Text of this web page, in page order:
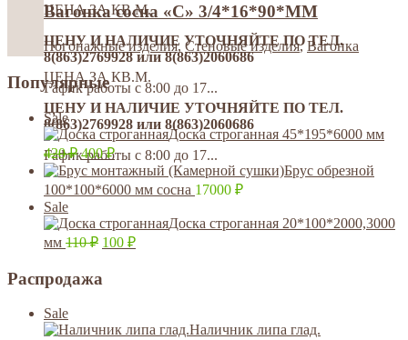
ЦЕНА ЗА КВ.М.
ЦЕНУ И НАЛИЧИЕ УТОЧНЯЙТЕ ПО ТЕЛ.
8(863)2769928 или 8(863)2060686
Гафик работы с 8:00 до 17...
Вагонка сосна «С» 3/4*16*90*MM
Погонажные изделия, Стеновые изделия,Вагонка
ЦЕНА ЗА КВ.М.
ЦЕНУ И НАЛИЧИЕ УТОЧНЯЙТЕ ПО ТЕЛ.
8(863)2769928 или 8(863)2060686
Гафик работы с 8:00 до 17...
Популярные
Sale
Доска строганная 45*195*6000 мм
420₽ 400₽
Брус обрезной
100*100*6000 мм сосна 17000 ₽
Sale
Доска строганная 20*100*2000,3000
мм 110₽ 100 ₽
Распродажа
Sale
Наличник липа глад.